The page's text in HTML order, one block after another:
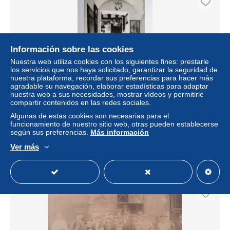
CAN PERLETA - Tapas cocina gallega / cuisine galicienne
- ALT EMPORDA (GIRONA) - carte publicitaire espagnole
± 2,89 US$
Información sobre las cookies
Nuestra web utiliza cookies con los siguientes fines: prestarle
los servicios que nos haya solicitado, garantizar la seguridad de
nuestra plataforma, recordar sus preferencias para hacer más
agradable su navegación, elaborar estadísticas para adaptar
nuestra web a sus necesidades, mostrar vídeos y permitirle
compartir contenidos en las redes sociales.
Algunas de estas cookies son necesarias para el
funcionamiento de nuestro sitio web, otras pueden establecerse
según sus preferencias. Más información
Ver más